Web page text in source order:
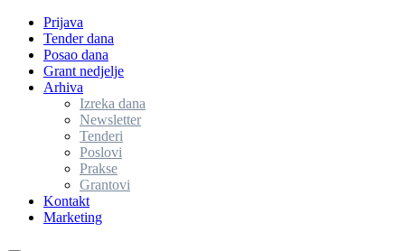
Prijava
Tender dana
Posao dana
Grant nedjelje
Arhiva
Izreka dana
Newsletter
Tenderi
Poslovi
Prakse
Grantovi
Kontakt
Marketing